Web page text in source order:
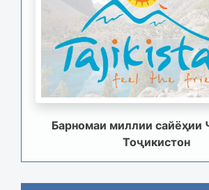
Барномаи миллии сайёҳии
Тоҷикистон